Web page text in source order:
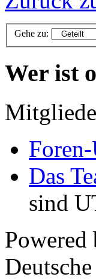
Gehe zu:
Wer ist
Das
sind
Powered